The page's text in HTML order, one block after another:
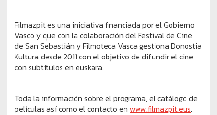
Filmazpit es una iniciativa financiada por el Gobierno
Vasco y que con la colaboración del Festival de Cine
de San Sebastián y Filmoteca Vasca gestiona Donostia
Kultura desde 2011 con el objetivo de difundir el cine
con subtítulos en euskara.
Toda la información sobre el programa, el catálogo de
películas así como el contacto en www.filmazpit.eus.